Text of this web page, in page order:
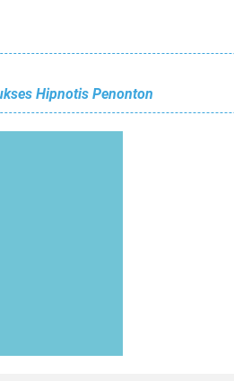
Hipnotis Penonton